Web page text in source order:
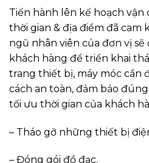
Tiến hành lên kế hoạch
thời gian & địa điểm đã
ngũ nhân viên của đơn vị sẽ
khách hàng để triển khai
trang thiết bị, máy móc cần
cách an toàn, đảm bảo
tối ưu thời gian của khách
– Tháo gỡ những thiết bị
– Đóng gói đồ đạc.